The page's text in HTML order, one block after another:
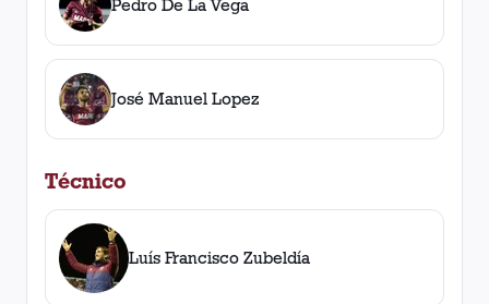
Pedro De La Vega
José Manuel Lopez
Técnico
Luís Francisco Zubeldía